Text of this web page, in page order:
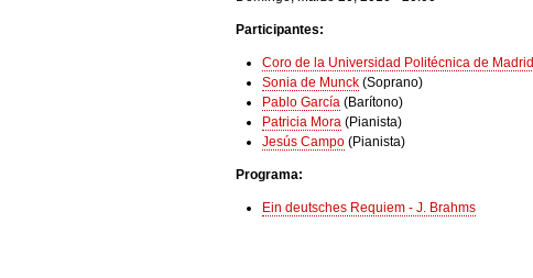
Participantes:
Coro de la Universidad Politécnica de Madrid
Sonia de Munck (Soprano)
Pablo García (Barítono)
Patricia Mora (Pianista)
Jesús Campo (Pianista)
Programa:
Ein deutsches Requiem - J. Brahms